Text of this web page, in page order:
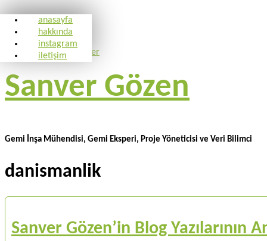
anasayfa
hakkında
instagram
iletişim
Sanver Gözen
Gemi İnşa Mühendisi, Gemi Eksperi, Proje Yöneticisi ve Veri Bilimci
danismanlik
Sanver Gözen’in Blog Yazılarının